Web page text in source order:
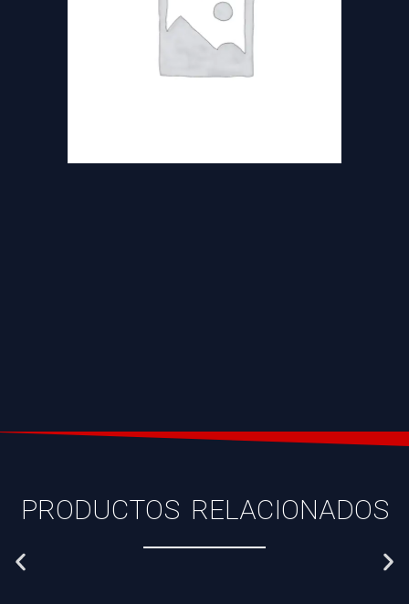
PRODUCTOS RELACIONADOS